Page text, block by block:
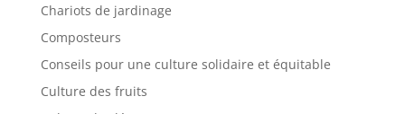
Chariots de jardinage
Composteurs
Conseils pour une culture solidaire et équitable
Culture des fruits